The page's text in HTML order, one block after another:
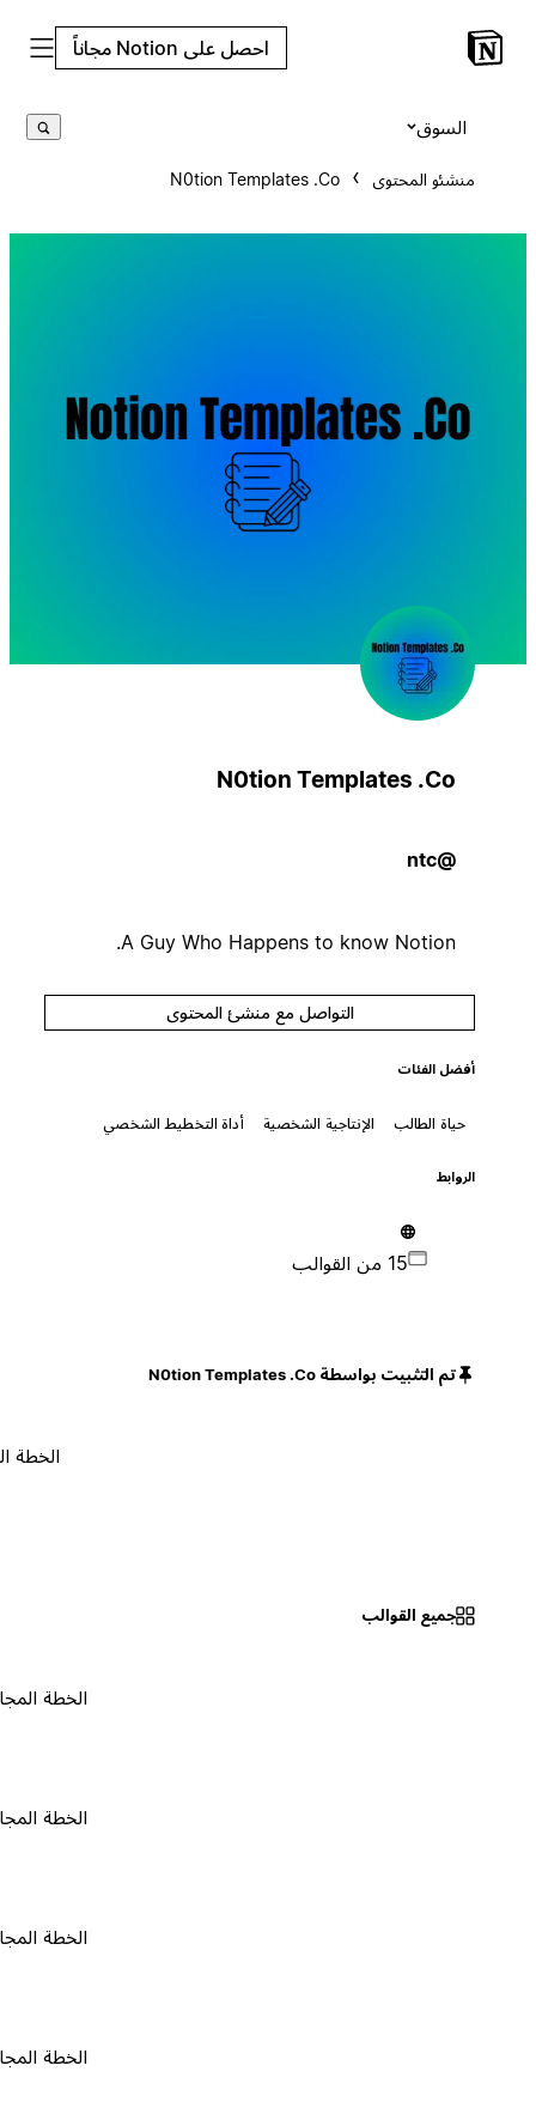
احصل على Notion مجاناً
منشئو المحتوى N0tion Templates .Co
N0tion Templates .Co
A Guy Who Happens to know Notion.
التواصل مع منشئ المحتوى
أفضل الفئات
حياة الطالب الإنتاجية الشخصية أداة التخطيط الشخصي
تم التثبيت بواسطة N0tion Templates .Co
الخطة المجانية
جميع القوالب
الخطة المجانية ٠
الخطة المجانية ٠
الخطة المجانية ٠
الخطة المجانية ٠